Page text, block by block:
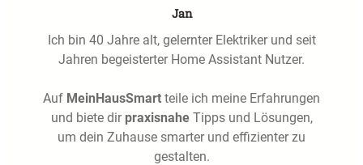
Jan
Ich bin 40 Jahre alt, gelernter Elektriker und seit
Jahren begeisterter Home Assistant Nutzer.
Auf MeinHausSmart teile ich meine Erfahrungen
und biete dir praxisnaheTipps und Lösungen,
um dein Zuhause smarter und effizienter zu
gestalten.